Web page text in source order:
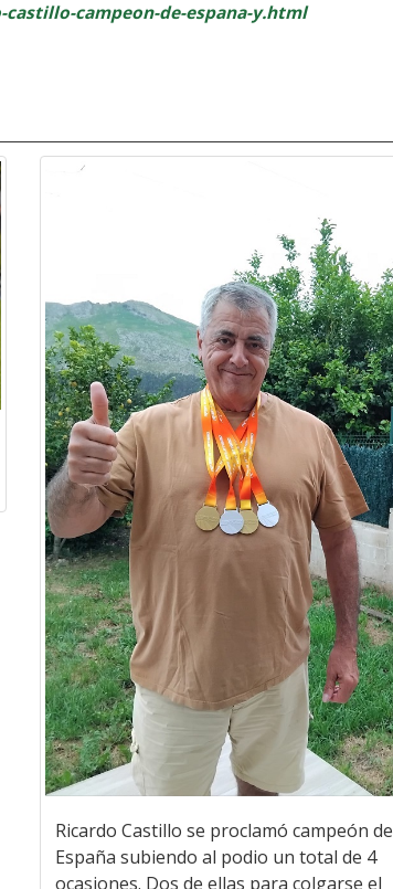
campeon-de-espana-y.html
Ricardo Castillo se proclamó campeón de
España subiendo al podio un total de 4
ocasiones. Dos de ellas para colgarse el